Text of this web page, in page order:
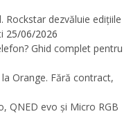
Rockstar dezvăluie edițiile
25/06/2026
Ghid complet pentru
Orange. Fără contract,
QNED evo și Micro RGB